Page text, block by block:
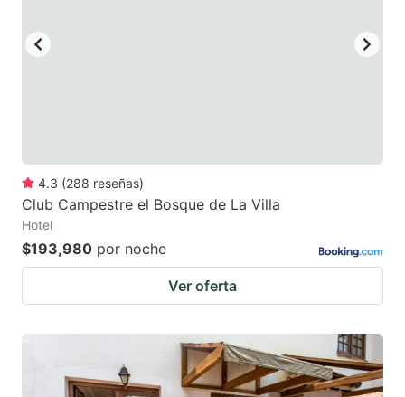
4.3 (288 reseñas)
Club Campestre el Bosque de La Villa
Hotel
$193,980 por noche
Ver oferta